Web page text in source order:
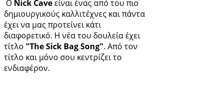
Ο Nick Caveείναι ένας από του πιο
δημιουργικούς καλλιτέχνες και πάντα
έχει να μας προτείνει κάτι
διαφορετικό. Η νέα του δουλεία έχει
τίτλο "The Sick Bag Song". Από τον
τίτλο και μόνο σου κεντρίζει το
ενδιαφέρον.